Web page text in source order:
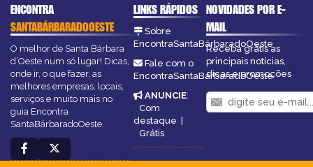
ENCONTRA
SANTABÁRBARADOOESTE
O melhor de Santa Bárbara
d’Oeste num só lugar! Dicas,
onde ir, o que fazer, as
melhores empresas, locais,
serviços e muito mais no
guia Encontra
SantaBárbaradoOeste.
LINKS RÁPIDOS
Sobre
EncontraSantaBárbaradoOeste
Fale com o
EncontraSantaBárbaradoOeste
ANUNCIE:
Com
destaque |
Grátis
NOVIDADES POR E-
MAIL
Receba grátis as
principais notícias,
dicas e promoções